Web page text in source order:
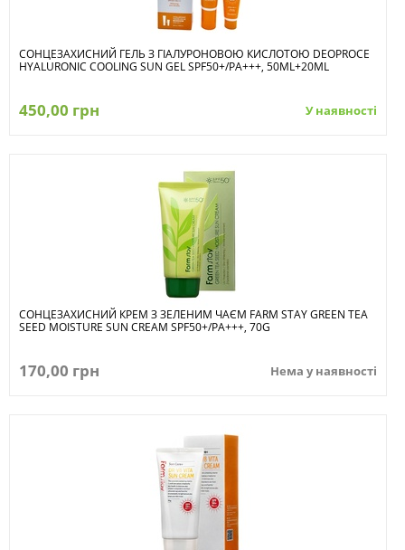
СОНЦЕЗАХИСНИЙ ГЕЛЬ З ГІАЛУРОНОВОЮ КИСЛОТОЮ DEOPROCE
HYALURONIC COOLING SUN GEL SPF50+/PA+++, 50ML+20ML
450,00 грн У наявності
СОНЦЕЗАХИСНИЙ КРЕМ З ЗЕЛЕНИМ ЧАЄМ FARM STAY GREEN TEA
SEED MOISTURE SUN CREAM SPF50+/PA+++, 70G
170,00 грн Нема у наявності